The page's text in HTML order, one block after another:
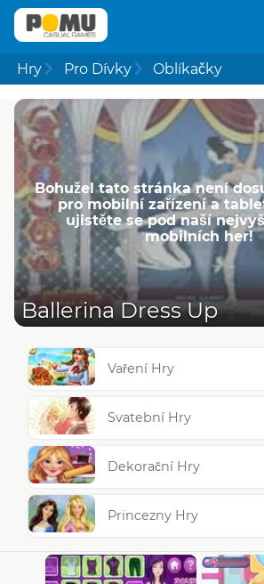
Hry Pro Dívky Oblíkačky
Bohužel tato stránka není
pro mobilní zařízení a
ujistěte se pod naší
mobilních her!
Ballerina Dress Up
Vaření Hry
Svatební Hry
Dekorační Hry
Princezny Hry